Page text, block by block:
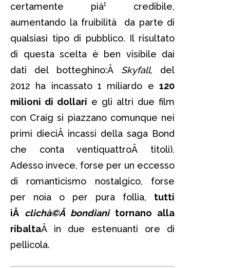
certamente pià¹ credibile,
aumentando la fruibilità da parte di
qualsiasi tipo di pubblico. Il risultato
di questa scelta è ben visibile dai
dati del botteghino:Â Skyfall, del
2012 ha incassato 1 miliardo e 120
milioni di dollari e gli altri due film
con Craig si piazzano comunque nei
primi dieciÂ incassi della saga Bond
che conta ventiquattroÂ titoli).
Adesso invece, forse per un eccesso
di romanticismo nostalgico, forse
per noia o per pura follia, tutti
iÂ clichà©Â bondianitornano alla
ribaltaÂ in due estenuanti ore di
pellicola.